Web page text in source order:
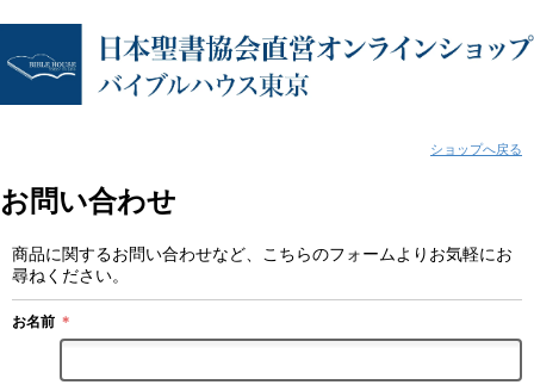
ショップへ戻る
お問い合わせ
商品に関するお問い合わせなど、こちらのフォームよりお気軽にお
尋ねください。
お名前 ＊